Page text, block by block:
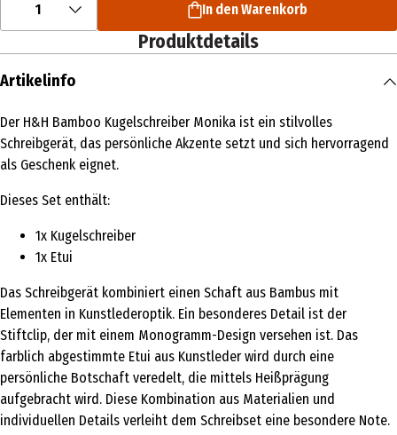
1 In den Warenkorb
Produktdetails
Artikelinfo
Der H&H Bamboo Kugelschreiber Monika ist ein stilvolles
Schreibgerät, das persönliche Akzente setzt und sich hervorragend
als Geschenk eignet.
Dieses Set enthält:
1x Kugelschreiber
1x Etui
Das Schreibgerät kombiniert einen Schaft aus Bambus mit
Elementen in Kunstlederoptik. Ein besonderes Detail ist der
Stiftclip, der mit einem Monogramm-Design versehen ist. Das
farblich abgestimmte Etui aus Kunstleder wird durch eine
persönliche Botschaft veredelt, die mittels Heißprägung
aufgebracht wird. Diese Kombination aus Materialien und
individuellen Details verleiht dem Schreibset eine besondere Note.